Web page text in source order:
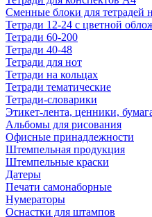
Сменные блоки для тетрадей
Тетради 12-24 с цветной
Тетради 60-200
Тетради 40-48
Тетради для нот
Тетради на кольцах
Тетради тематические
Тетради-словарики
Этикет-лента, ценники,
Альбомы для рисования
Офисные принадлежности
Штемпельная продукция
Штемпельные краски
Датеры
Печати самонаборные
Нумераторы
Оснастки для штампов